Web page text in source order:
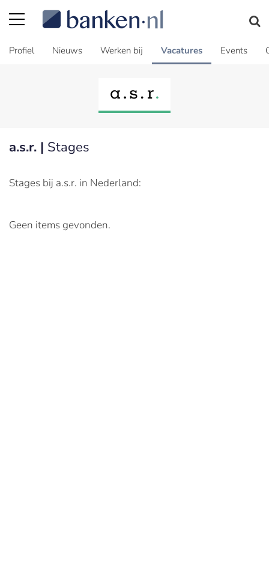
Profiel Nieuws Werken bij Vacatures Events
a.s.r. | Stages
Stages bij a.s.r. in Nederland:
Geen items gevonden.